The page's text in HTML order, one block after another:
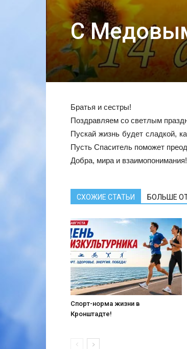
С
Братья и сестры!
Поздравляем со светлым
Пускай жизнь будет сладкой,
Пусть Спаситель поможет
Добра, мира и взаимопонимания!
СХОЖИЕ СТАТЬИ БОЛЬШЕ
Спорт-норма жизни в
Кронштадте!